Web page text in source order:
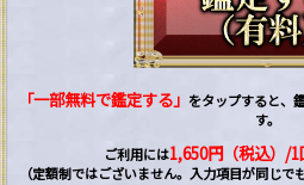
「一部無料で鑑定する」 をタップすると、
す。
ご利用には1,650円（税込）/1
（定額制ではございません。入力項目が同じで